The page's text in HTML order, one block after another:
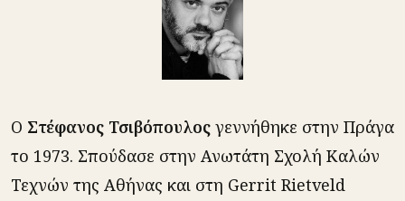
O Στέφανος Τσιβόπουλος γεννήθηκε στην Πράγα
το 1973. Σπούδασε στην Ανωτάτη Σχολή Καλών
Τεχνών της Αθήνας και στη Gerrit Rietveld